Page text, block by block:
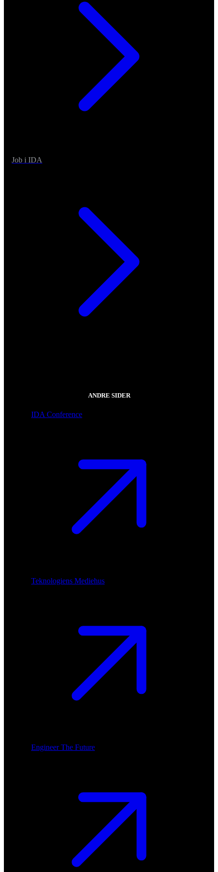
Job i IDA
ANDRE SIDER
IDA Conference
Teknologiens Mediehus
Engineer The Future